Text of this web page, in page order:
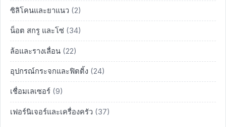
ซิลิโคนและยาแนว (2)
น็อต สกรู และโซ่ (34)
ล้อและรางเลื่อน (22)
อุปกรณ์กระจกและฟิตติ้ง (24)
เชื่อมเลเซอร์ (9)
เฟอร์นิเจอร์และเครื่องครัว (37)